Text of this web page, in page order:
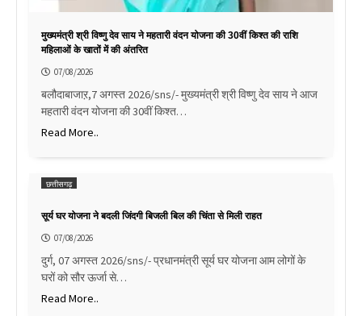
मुख्यमंत्री श्री विष्णु देव साय ने महतारी वंदन योजना की 30वीं किश्त की राशि
महिलाओं के खातों में की अंतरित
07/08/2026
बलौदाबाजाऱ,7 अगस्त 2026/sns/- मुख्यमंत्री श्री विष्णु देव साय ने आज
महतारी वंदन योजना की 30वीं किश्त…
Read More..
छत्तीसगढ़
सूर्य घर योजना ने बदली जिंदगी बिजली बिल की चिंता से मिली राहत
07/08/2026
दुर्ग, 07 अगस्त 2026/sns/- प्रधानमंत्री सूर्य घर योजना आम लोगों के
घरों को सौर ऊर्जा से…
Read More..